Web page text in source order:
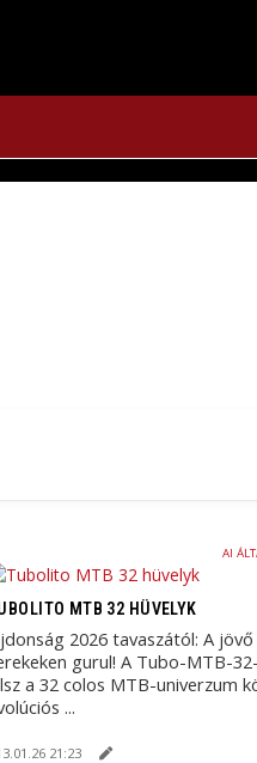
RENDET
optimalizált trail-
AI
MTB 32 HÜVELYK
2026 tavaszától: A
gurul! A Tubo-MTB-
a 32 colos MTB-univerzum
...
21:23